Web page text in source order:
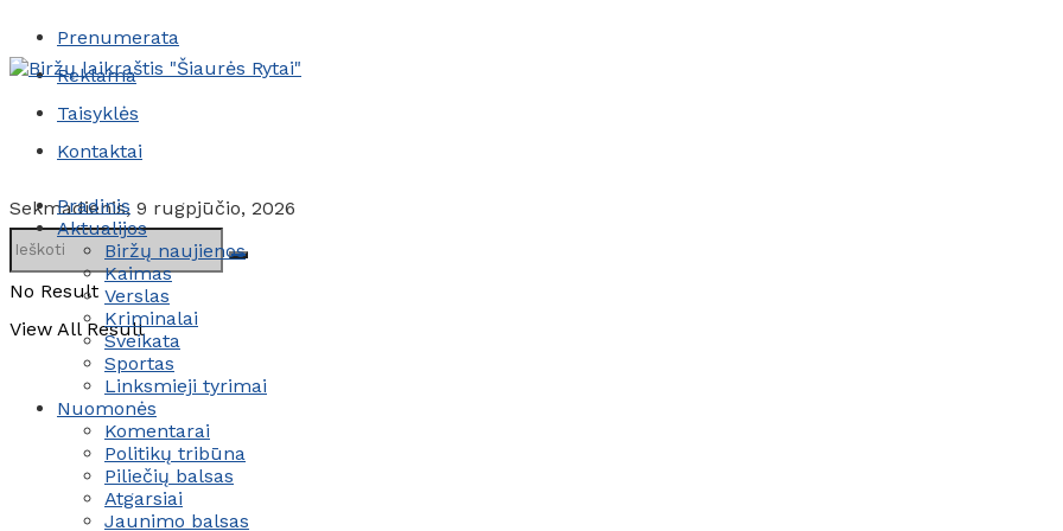
Prenumerata
Reklama
Taisyklės
Kontaktai
Sekmadienis, 9 rugpjūčio, 2026
No Result
View All Result
Pradinis
Aktualijos
Biržų naujienos
Kaimas
Verslas
Kriminalai
Sveikata
Sportas
Linksmieji tyrimai
Nuomonės
Komentarai
Politikų tribūna
Piliečių balsas
Atgarsiai
Jaunimo balsas